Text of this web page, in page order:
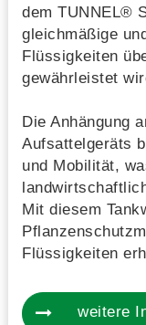
dem TUNNEL®
gleichmäßige
Flüssigkeiten
gewährleistet
Die Anhängung
Aufsattelgeräts
und Mobilität,
Mit diesem
Flüssigkeiten
weitere